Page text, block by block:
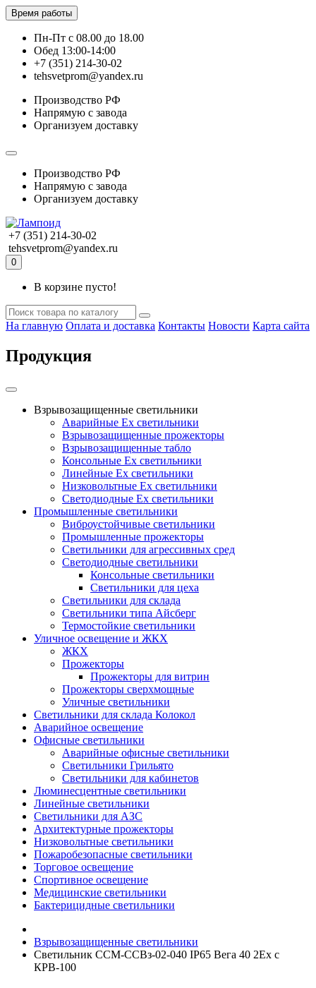
Время работы
Пн-Пт с 08.00 до 18.00
Обед 13:00-14:00
+7 (351) 214-30-02
tehsvetprom@yandex.ru
Производство РФ
Напрямую с завода
Организуем доставку
Производство РФ
Напрямую с завода
Организуем доставку
+7 (351) 214-30-02
tehsvetprom@yandex.ru
0
В корзине пусто!
На главную Оплата и доставка Контакты Новости Карта сайта
Продукция
Взрывозащищенные светильники
Аварийные Ex светильники
Взрывозащищенные прожекторы
Взрывозащищенные табло
Консольные Ех светильники
Линейные Ex светильники
Низковольтные Ex светильники
Светодиодные Ex светильники
Промышленные светильники
Виброустойчивые светильники
Промышленные прожекторы
Светильники для агрессивных сред
Светодиодные светильники
Консольные светильники
Светильники для цеха
Светильники для склада
Светильники типа Айсберг
Термостойкие светильники
Уличное освещение и ЖКХ
ЖКХ
Прожекторы
Прожекторы для витрин
Прожекторы сверхмощные
Уличные светильники
Светильники для склада Колокол
Аварийное освещение
Офисные светильники
Аварийные офисные светильники
Светильники Грильято
Светильники для кабинетов
Люминесцентные светильники
Линейные светильники
Светильники для АЗС
Архитектурные прожекторы
Низковольтные светильники
Пожаробезопасные светильники
Торговое освещение
Спортивное освещение
Медицинские светильники
Бактерицидные светильники
Взрывозащищенные светильники
Светильник ССМ-ССВз-02-040 IP65 Вега 40 2Ex с
КРВ-100